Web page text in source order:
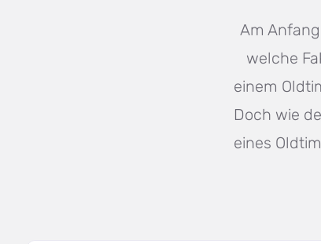
Am
welche
einem
Doch wie
eines